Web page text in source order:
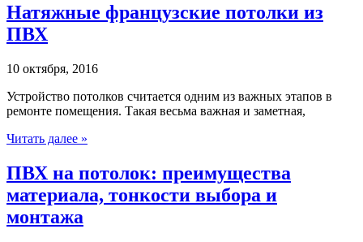
Натяжные французские потолки из
ПВХ
10 октября, 2016
Устройство потолков считается одним из важных этапов в
ремонте помещения. Такая весьма важная и заметная,
Читать далее »
ПВХ на потолок: преимущества
материала, тонкости выбора и
монтажа